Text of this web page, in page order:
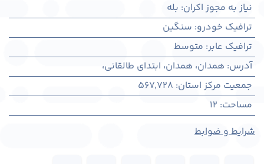
نیاز به مجوز اکران: بله
ترافیک خودرو: سنگین
ترافیک عابر: متوسط
آدرس: همدان، همدان، ابتدای طالقانی،
جمعیت مرکز استان:
567,728
مساحت:
12
شرایط و ضوابط